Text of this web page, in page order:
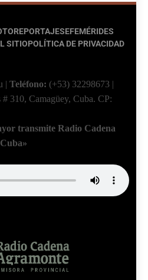
EFEMÉRIDES
SITIOPOLÍTICA DE PRIVACIDAD
| Teléfono: (+53) 32298673 |
310, Camagüey, Cuba. CP:
transmite Radio Cadena